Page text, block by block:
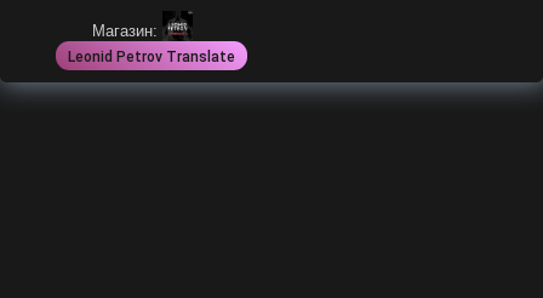
Магазин:
Leonid Petrov Translate